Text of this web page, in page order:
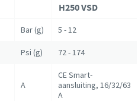
H250 VSD
Bar (g) 5 - 12
Psi (g) 72 - 174
A
CE Smart-
aansluiting, 16/32/63
A
FriendlyCaptcha ⇗
FriendlyCaptcha ⇗